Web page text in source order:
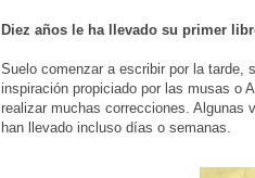
Diez años le ha llevado su primer
Suelo comenzar a escribir por la tarde,
inspiración propiciado por las musas o
realizar muchas correcciones. Algunas
han llevado incluso días o semanas.